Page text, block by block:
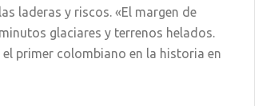
laderas y riscos. «El margen de
glaciares y terrenos helados.
primer colombiano en la historia en